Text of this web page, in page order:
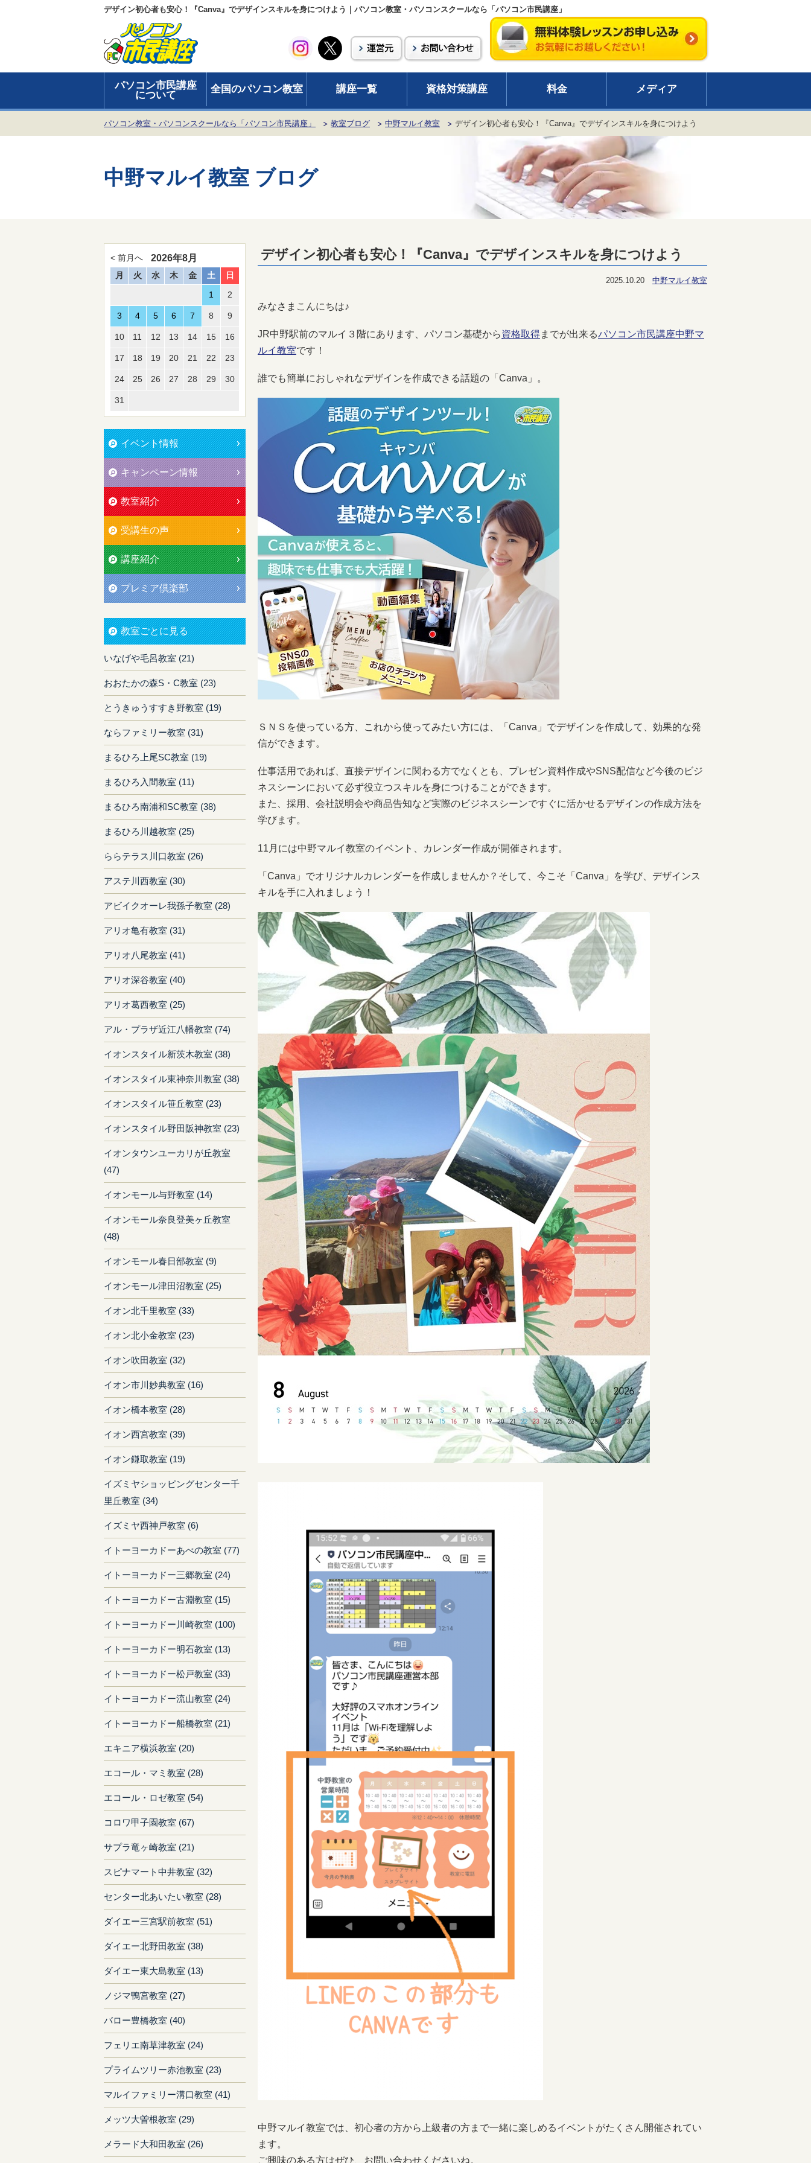
デザイン初心者も安心！『Canva』でデザインスキルを身につけよう｜パソコン教室・パソコンスクールなら「パソコン市民講座」
パソコン市民講座
について
全国のパソコン教室 講座一覧 資格対策講座 料金 メディア
パソコン教室・パソコンスクールなら「パソコン市民講座」 教室ブログ 中野マルイ教室 デザイン初心者も安心！『Canva』でデザインスキルを身につけよう
中野マルイ教室 ブログ
デザイン初心者も安心！『Canva』でデザインスキルを身につけよう
2025.10.20 中野マルイ教室
みなさまこんにちは♪
JR中野駅前のマルイ３階にあります、パソコン基礎から資格取得までが出来るパソコン市民講座中野マ
ルイ教室です！
誰でも簡単におしゃれなデザインを作成できる話題の「Canva」。
ＳＮＳを使っている方、これから使ってみたい方には、「Canva」でデザインを作成して、効果的な発
信ができます。
仕事活用であれば、直接デザインに関わる方でなくとも、プレゼン資料作成やSNS配信など今後のビジ
ネスシーンにおいて必ず役立つスキルを身につけることができます。
また、採用、会社説明会や商品告知など実際のビジネスシーンですぐに活かせるデザインの作成方法を
学びます。
11月には中野マルイ教室のイベント、カレンダー作成が開催されます。
「Canva」でオリジナルカレンダーを作成しませんか？そして、今こそ「Canva」を学び、デザインス
キルを手に入れましょう！
中野マルイ教室では、初心者の方から上級者の方まで一緒に楽しめるイベントがたくさん開催されてい
ます。
ご興味のある方はぜひ、お問い合わせくださいね。
< 前月へ 2026年8月
月 火 水 木 金 土 日
1 2
3 4 5 6 7 8 9
10 11 12 13 14 15 16
17 18 19 20 21 22 23
24 25 26 27 28 29 30
31
イベント情報
キャンペーン情報
教室紹介
受講生の声
講座紹介
プレミア倶楽部
教室ごとに見る
いなげや毛呂教室 (21)
おおたかの森S・C教室 (23)
とうきゅうすすき野教室 (19)
ならファミリー教室 (31)
まるひろ上尾SC教室 (19)
まるひろ入間教室 (11)
まるひろ南浦和SC教室 (38)
まるひろ川越教室 (25)
ららテラス川口教室 (26)
アステ川西教室 (30)
アビイクオーレ我孫子教室 (28)
アリオ亀有教室 (31)
アリオ八尾教室 (41)
アリオ深谷教室 (40)
アリオ葛西教室 (25)
アル・プラザ近江八幡教室 (74)
イオンスタイル新茨木教室 (38)
イオンスタイル東神奈川教室 (38)
イオンスタイル笹丘教室 (23)
イオンスタイル野田阪神教室 (23)
イオンタウンユーカリが丘教室
(47)
イオンモール与野教室 (14)
イオンモール奈良登美ヶ丘教室
(48)
イオンモール春日部教室 (9)
イオンモール津田沼教室 (25)
イオン北千里教室 (33)
イオン北小金教室 (23)
イオン吹田教室 (32)
イオン市川妙典教室 (16)
イオン橋本教室 (28)
イオン西宮教室 (39)
イオン鎌取教室 (19)
イズミヤショッピングセンター千
里丘教室 (34)
イズミヤ西神戸教室 (6)
イトーヨーカドーあべの教室 (77)
イトーヨーカドー三郷教室 (24)
イトーヨーカドー古淵教室 (15)
イトーヨーカドー川崎教室 (100)
イトーヨーカドー明石教室 (13)
イトーヨーカドー松戸教室 (33)
イトーヨーカドー流山教室 (24)
イトーヨーカドー船橋教室 (21)
エキニア横浜教室 (20)
エコール・マミ教室 (28)
エコール・ロゼ教室 (54)
コロワ甲子園教室 (67)
サプラ竜ヶ崎教室 (21)
スピナマート中井教室 (32)
センター北あいたい教室 (28)
ダイエー三宮駅前教室 (51)
ダイエー北野田教室 (38)
ダイエー東大島教室 (13)
ノジマ鴨宮教室 (27)
バロー豊橋教室 (40)
フェリエ南草津教室 (24)
プライムツリー赤池教室 (23)
マルイファミリー溝口教室 (41)
メッツ大曽根教室 (29)
メラード大和田教室 (26)